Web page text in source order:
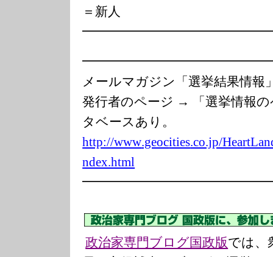
＝新人
メールマガジン「選挙結果情
発行者のページ → 「選挙情報
タベースあり。
http://www.geocities.co.jp/Hea
ndex.html
政治家専門ブログ国政版では、